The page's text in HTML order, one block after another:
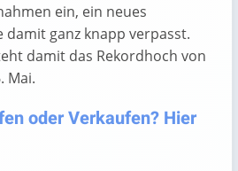
ein, ein neues
damit ganz knapp verpasst.
damit das Rekordhoch von
Mai.
oder Verkaufen? Hier